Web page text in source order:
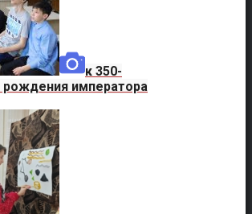
к 350-
императора